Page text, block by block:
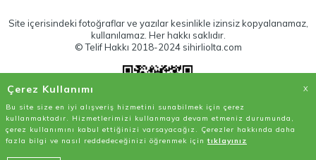
Site içerisindeki fotoğraflar ve yazılar kesinlikle izinsiz kopyalanamaz,
kullanılamaz. Her hakkı saklıdır.
© Telif Hakkı 2018-2024 sihirliolta.com
Çerez Kullanımı
X
Bu site size en iyi alışveriş hizmetini sunabilmek için çerez
kullanmaktadır. Hizmetlerimizi kullanmaya devam etmeniz durumunda,
çerez kullanımını kabul ettiğinizi varsayacağız. Çerezler hakkında daha
fazla bilgi ve nasıl reddedeceğinizi öğrenmek içintıklayınız